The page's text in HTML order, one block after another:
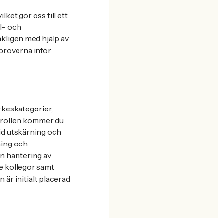
gör oss till ett
och
med hjälp av
inför
kommer du
utskärning och
och
hantering av
kollegor samt
är initialt placerad